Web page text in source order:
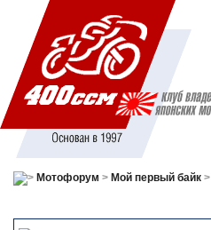
Мотофорум > Мой первый байк>